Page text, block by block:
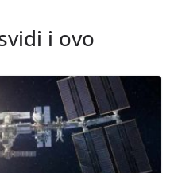
i ovo